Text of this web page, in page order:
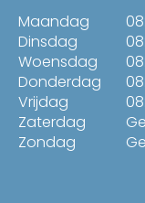
Maandag
Dinsdag
Woensdag
Donderdag
Vrijdag
Zaterdag
Zondag